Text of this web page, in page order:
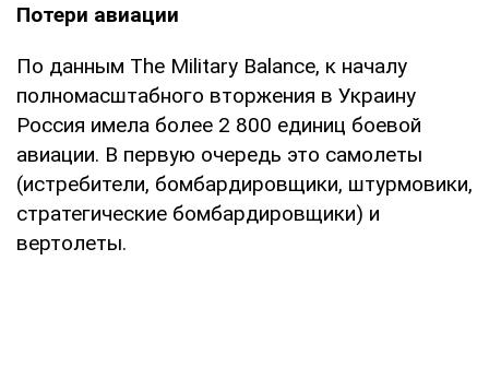
Потери авиации
По данным The Military Balance, к началу
полномасштабного вторжения в Украину
Россия имела более 2 800 единиц боевой
авиации. В первую очередь это самолеты
(истребители, бомбардировщики, штурмовики,
стратегические бомбардировщики) и
вертолеты.